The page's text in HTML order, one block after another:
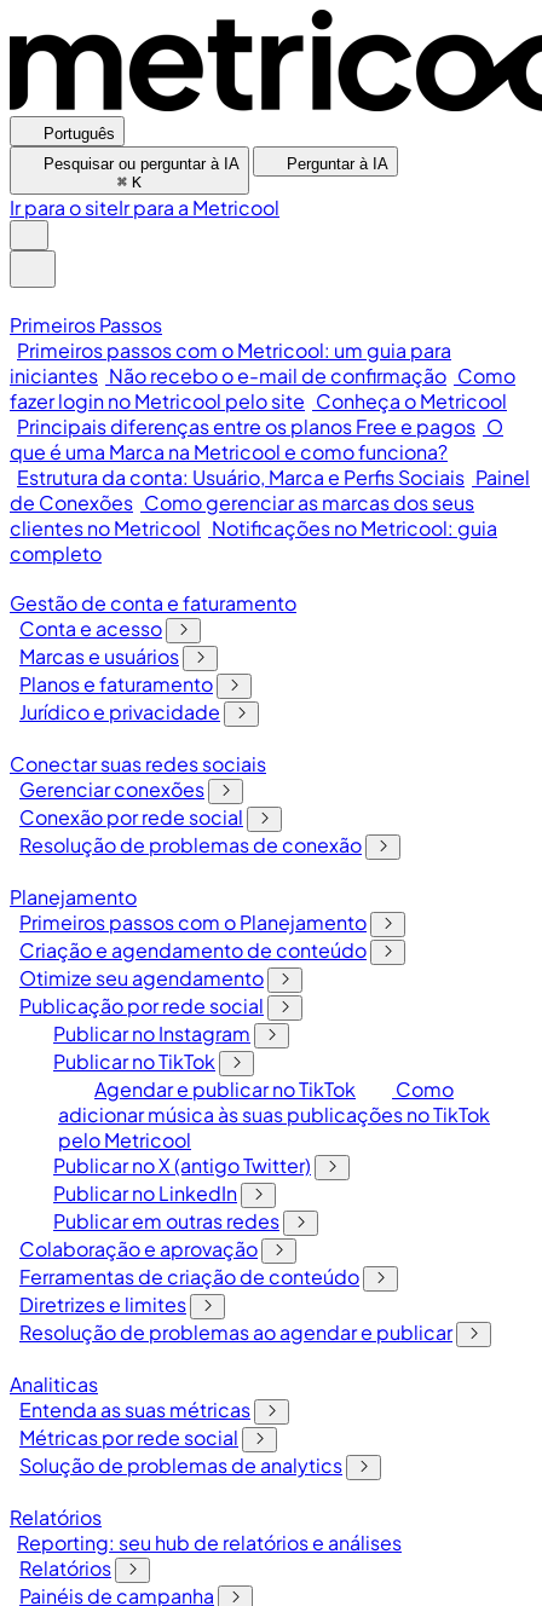
Português
Pesquisar ou perguntar à IA
⌘ K
Perguntar à IA
Ir para o siteIr para a Metricool
Primeiros Passos
Primeiros passos com o Metricool: um guia para
iniciantes Não recebo o e-mail de confirmação Como
fazer login no Metricool pelo site Conheça o Metricool
Principais diferenças entre os planos Free e pagos O
que é uma Marca na Metricool e como funciona?
Estrutura da conta: Usuário, Marca e Perfis Sociais Painel
de Conexões Como gerenciar as marcas dos seus
clientes no Metricool Notificações no Metricool: guia
completo
Gestão de conta e faturamento
Conta e acesso
Marcas e usuários
Planos e faturamento
Jurídico e privacidade
Conectar suas redes sociais
Gerenciar conexões
Conexão por rede social
Resolução de problemas de conexão
Planejamento
Primeiros passos com o Planejamento
Criação e agendamento de conteúdo
Otimize seu agendamento
Publicação por rede social
Publicar no Instagram
Publicar no TikTok
Agendar e publicar no TikTok
Como
adicionar música às suas publicações no TikTok
pelo Metricool
Publicar no X (antigo Twitter)
Publicar no LinkedIn
Publicar em outras redes
Colaboração e aprovação
Ferramentas de criação de conteúdo
Diretrizes e limites
Resolução de problemas ao agendar e publicar
Analiticas
Entenda as suas métricas
Métricas por rede social
Solução de problemas de analytics
Relatórios
Reporting: seu hub de relatórios e análises
Relatórios
Painéis de campanha